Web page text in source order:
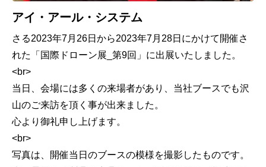
アイ・アール・システム
さる2023年7月26日から2023年7月28日にかけて開催さ
れた「国際ドローン展_第9回」に出展いたしました。
<br>
当日、会場には多くの来場者があり、当社ブースでも沢
山のご来訪を頂く事が出来ました。
心より御礼申し上げます。
<br>
写真は、開催当日のブースの模様を撮影したものです。